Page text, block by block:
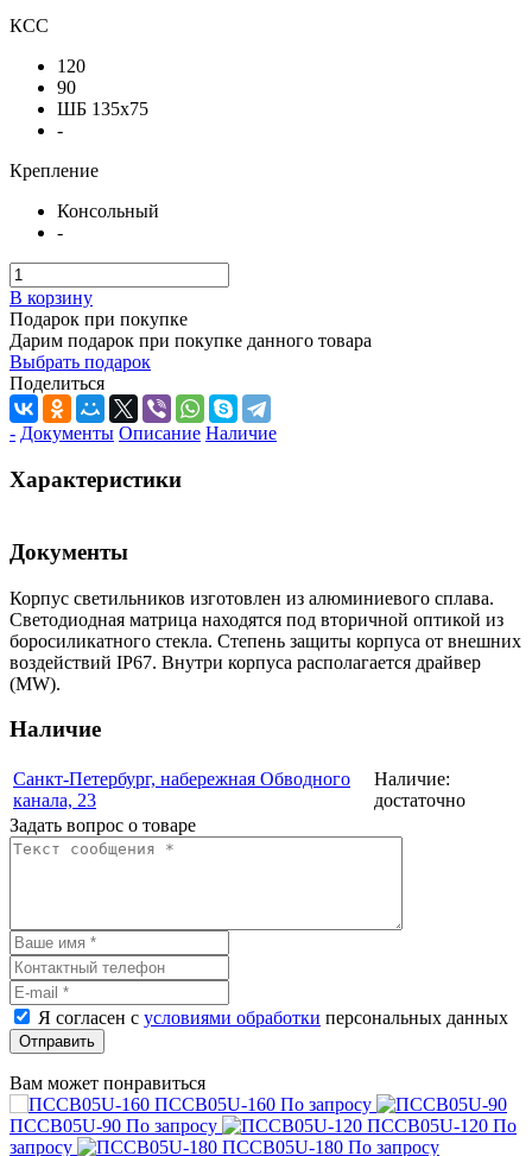
КСС
120
90
ШБ 135x75
-
Крепление
Консольный
-
В корзину
Подарок при покупке
Дарим подарок при покупке данного товара
Выбрать подарок
Поделиться
- Документы Описание Наличие
Характеристики
Документы
Корпус светильников изготовлен из алюминиевого сплава.
Светодиодная матрица находятся под вторичной оптикой из
боросиликатного стекла. Степень защиты корпуса от внешних
воздействий IP67. Внутри корпуса располагается драйвер
(MW).
Наличие
Санкт-Петербург, набережная Обводного
канала, 23
Наличие:
достаточно
Задать вопрос о товаре
Я согласен с условиями обработки персональных данных
Отправить
Вам может понравиться
ПССВ05U-160 По запросу
ПССВ05U-90 По запросу ПССВ05U-120 По
запросу
ПССВ05U-180 По запросу